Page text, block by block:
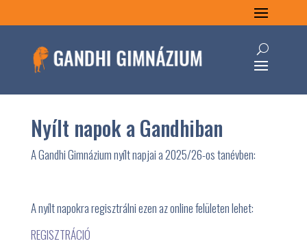
Nyílt napok a Gandhiban
A Gandhi Gimnázium nyílt napjai a 2025/26-os tanévben:
A nyílt napokra regisztrálni ezen az online felületen lehet:
REGISZTRÁCIÓ